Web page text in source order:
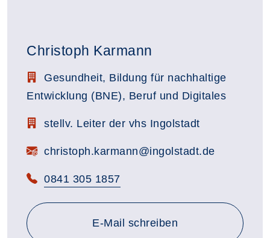
Christoph Karmann
Stellenbezeichnung:
Gesundheit, Bildung für nachhaltige
Entwicklung (BNE), Beruf und Digitales
Zimmerbezeichnung:
stellv. Leiter der vhs Ingolstadt
E-Mail:christoph.karmann@ingolstadt.de
Telefon:
0841 305 1857
E-Mail schreiben